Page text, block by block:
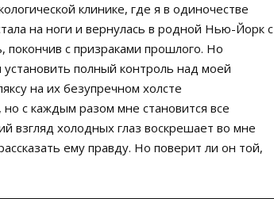
клинике, где я в одиночестве
на ноги и вернулась в родной Нью-Йорк с
с призраками прошлого. Но
полный контроль над моей
на их безупречном холсте
с каждым разом мне становится все
взгляд холодных глаз воскрешает во мне
ему правду. Но поверит ли он той,